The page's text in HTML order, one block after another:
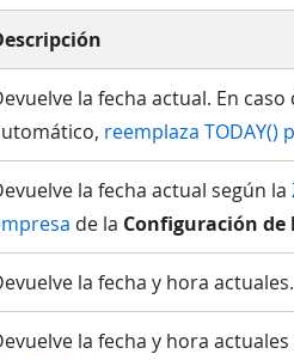
la fecha actual. En
reemplaza TODAY()
la fecha actual según la
de la Configuración de
la fecha y hora actuales.
la fecha y hora